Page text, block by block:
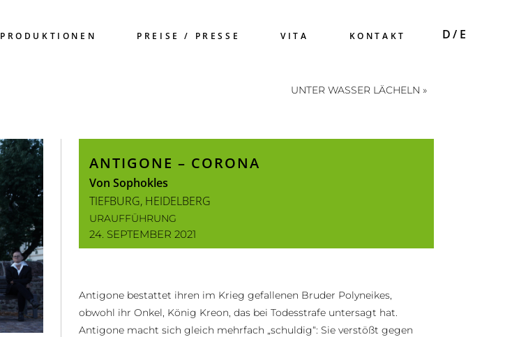
PRODUKTIONEN PREISE / PRESSE VITA KONTAKT
UNTER WASSER LÄCHELN »
ANTIGONE – CORONA
Von Sophokles
TIEFBURG, HEIDELBERG
URAUFFÜHRUNG
24. SEPTEMBER 2021
Antigone bestattet ihren im Krieg gefallenen Bruder Polyneikes,
obwohl ihr Onkel, König Kreon, das bei Todesstrafe untersagt hat.
Antigone macht sich gleich mehrfach „schuldig“: Sie verstößt gegen